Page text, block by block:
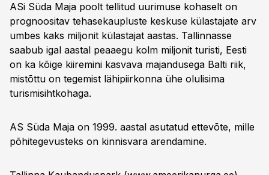
ASi Süda Maja poolt tellitud uurimuse kohaselt on
prognoositav tehasekaupluste keskuse külastajate arv
umbes kaks miljonit külastajat aastas. Tallinnasse
saabub igal aastal peaaegu kolm miljonit turisti, Eesti
on ka kõige kiiremini kasvava majandusega Balti riik,
mistõttu on tegemist lähipiirkonna ühe olulisima
turismisihtkohaga.
AS Süda Maja on 1999. aastal asutatud ettevõte, mille
põhitegevusteks on kinnisvara arendamine.